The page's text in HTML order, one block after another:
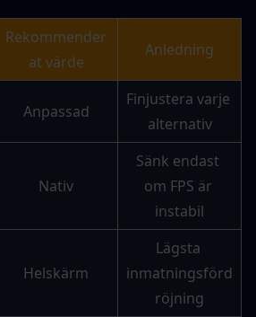
Rekommender
at värde
Anledning
Anpassad
Finjustera varje
alternativ
Nativ
Sänk endast
om FPS är
instabil
Helskärm
Lägsta
inmatningsförd
röjning